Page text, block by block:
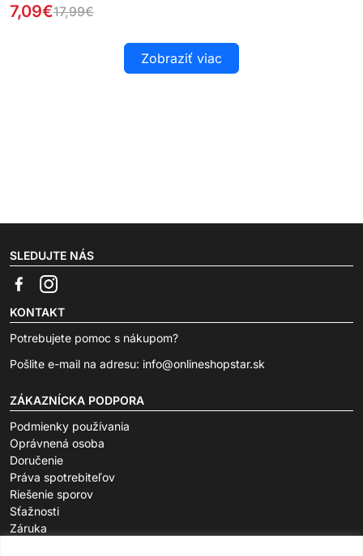
7,09€17,99€
Zobraziť viac
SLEDUJTE NÁS
KONTAKT
Potrebujete pomoc s nákupom?
Pošlite e-mail na adresu: info@onlineshopstar.sk
ZÁKAZNÍCKA PODPORA
Podmienky používania
Oprávnená osoba
Doručenie
Práva spotrebiteľov
Riešenie sporov
Sťažnosti
Záruka